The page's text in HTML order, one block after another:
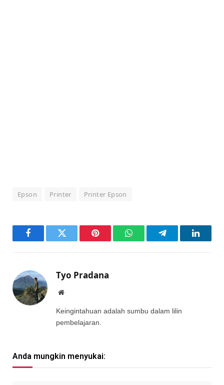
Epson Printer Printer Epson
FacebookTwitter Pinterest WhatsAppTelegram
Tyo Pradana
Website
Keingintahuan adalah sumbu dalam lilin
pembelajaran.
Anda mungkin menyukai: